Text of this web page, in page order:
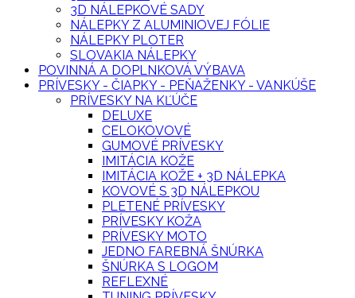
3D NÁLEPKOVÉ SADY
NÁLEPKY Z ALUMINIOVEJ FÓLIE
NÁLEPKY PLOTER
SLOVAKIA NÁLEPKY
POVINNÁ A DOPLNKOVÁ VÝBAVA
PRÍVESKY - ČIAPKY - PEŇAŽENKY - VANKÚŠE
PRÍVESKY NA KĽÚČE
DELUXE
CELOKOVOVÉ
GUMOVÉ PRÍVESKY
IMITÁCIA KOŽE
IMITÁCIA KOŽE + 3D NÁLEPKA
KOVOVÉ S 3D NÁLEPKOU
PLETENÉ PRÍVESKY
PRÍVESKY KOŽA
PRÍVESKY MOTO
JEDNO FAREBNÁ ŠNÚRKA
ŠNÚRKA S LOGOM
REFLEXNÉ